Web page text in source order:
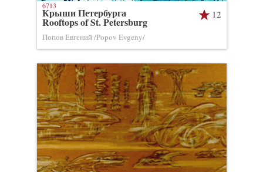
12
Крыши Петербурга
Rooftops of St. Petersburg
Попов Евгений /Popov Evgeny/
6713